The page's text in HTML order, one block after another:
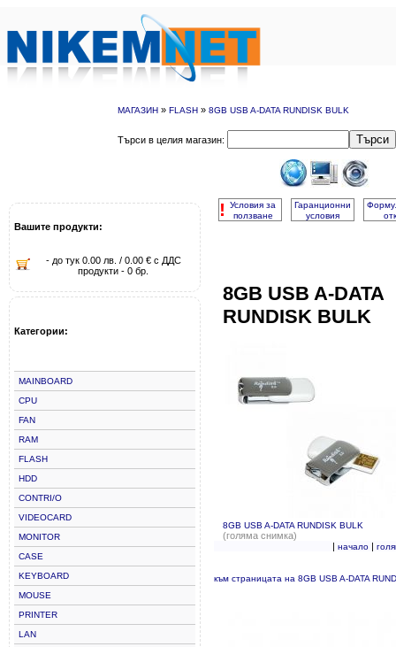
МАГАЗИН » FLASH » 8GB USB A-DATA RUNDISK BULK
Търси в целия магазин: Търси
Вашите продукти:
- до тук 0.00 лв. / 0.00 € с ДДС
продукти - 0 бр.
Категории:
MAINBOARD
CPU
FAN
RAM
FLASH
HDD
CONTRI/O
VIDEOCARD
MONITOR
CASE
KEYBOARD
MOUSE
PRINTER
LAN
!
Условия за
ползване
Гаранционни
условия
8GB USB A-DATA
RUNDISK BULK
8GB USB A-DATA RUNDISK BULK
(голяма снимка)
|начало |
към страницата на 8GB USB A-DATA